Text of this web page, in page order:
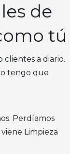
de
tú
clientes a diario.
tengo que
Perdíamos
Limpieza